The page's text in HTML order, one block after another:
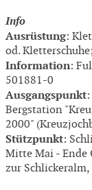
Info
Ausrüstung:
od.
Information:
501881-0
Ausgangspunkt
Bergstation
2000"
Stützpunkt:
Mitte Mai - Ende
zur